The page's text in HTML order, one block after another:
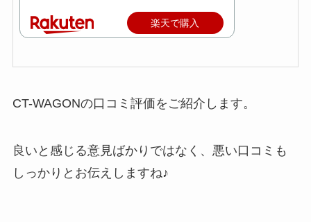
楽天で購入
CT-WAGONの口コミ評価をご紹介します。
良いと感じる意見ばかりではなく、悪い口コミも
しっかりとお伝えしますね♪